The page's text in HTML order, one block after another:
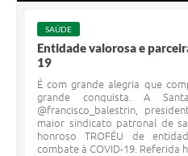
SAÚDE
Entidade valorosa e
19
É com grande alegria que
grande conquista. A
@francisco_balestrin,
maior sindicato patronal de
honroso TROFÉU de
combate à COVID-19. Referida